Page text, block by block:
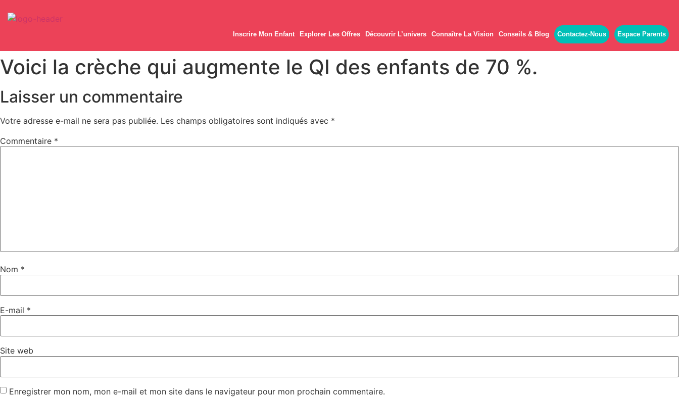
Inscrire Mon Enfant Explorer Les Offres Découvrir L’univers Connaître La Vision Conseils & Blog Contactez-Nous Espace Parents
Voici la crèche qui augmente le QI des enfants de 70 %.
Laisser un commentaire
Votre adresse e-mail ne sera pas publiée. Les champs obligatoires sont indiqués avec *
Commentaire *
Nom *
E-mail *
Site web
Enregistrer mon nom, mon e-mail et mon site dans le navigateur pour mon prochain commentaire.